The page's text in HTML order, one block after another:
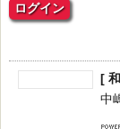
ログイン
[
中